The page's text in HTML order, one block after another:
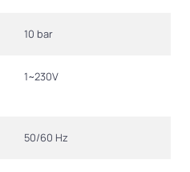
10 bar
1~230V
50/60 Hz